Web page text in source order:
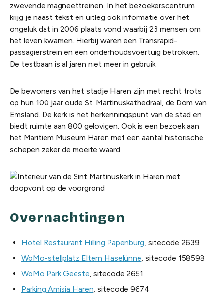
zwevende magneettreinen. In het bezoekerscentrum
krijg je naast tekst en uitleg ook informatie over het
ongeluk dat in 2006 plaats vond waarbij 23 mensen om
het leven kwamen. Hierbij waren een Transrapid-
passagierstrein en een onderhoudsvoertuig betrokken.
De testbaan is al jaren niet meer in gebruik.
De bewoners van het stadje Haren zijn met recht trots
op hun 100 jaar oude St. Martinuskathedraal, de Dom van
Emsland. De kerk is het herkenningspunt van de stad en
biedt ruimte aan 800 gelovigen. Ook is een bezoek aan
het Maritiem Museum Haren met een aantal historische
schepen zeker de moeite waard.
Overnachtingen
Hotel Restaurant Hilling Papenburg , sitecode 2639
WoMo-stellplatz Eltern Haselünne , sitecode 158598
WoMo Park Geeste , sitecode 2651
Parking Amisia Haren , sitecode 9674